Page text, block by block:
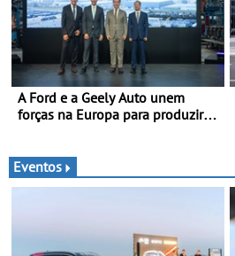
A Ford e a Geely Auto unem
forças na Europa para produzir
Eventos